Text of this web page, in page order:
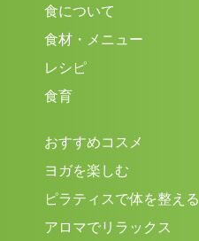
食について
食材・メニュー
レシピ
食育
おすすめコスメ
ヨガを楽しむ
ピラティスで体を整える
アロマでリラックス